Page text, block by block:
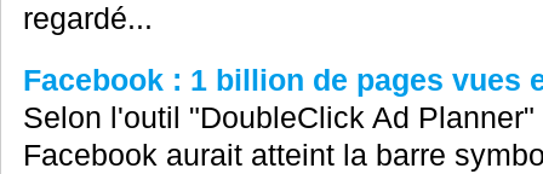
regardé...
Facebook : 1 billion de pages vues
Selon l'outil "DoubleClick Ad
Facebook aurait atteint la barre